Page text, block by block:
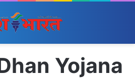
Yojana